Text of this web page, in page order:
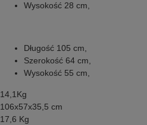
Wysokość 28 cm,
Długość 105 cm,
Szerokość 64 cm,
Wysokość 55 cm,
14,1Kg
106x57x35,5 cm
17,6 Kg